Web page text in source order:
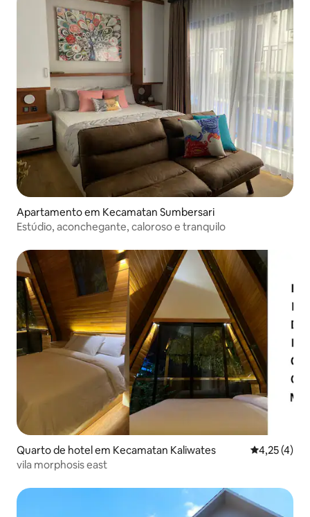
Apartamento em Kecamatan Sumbersari
Estúdio, aconchegante, caloroso e tranquilo
Quarto de hotel em Kecamatan Kaliwates
4,25 (4)
vila morphosis east